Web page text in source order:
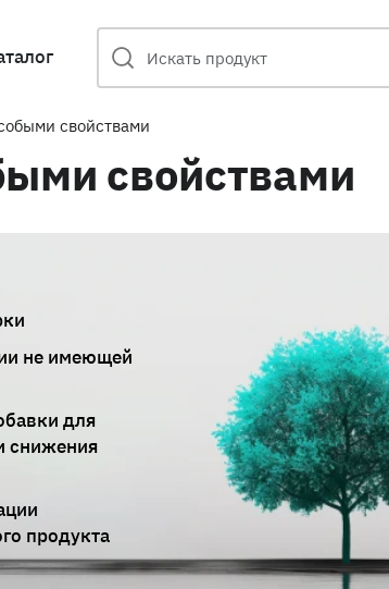
свойствами
свойствами
не имеющей
для
снижения
продукта